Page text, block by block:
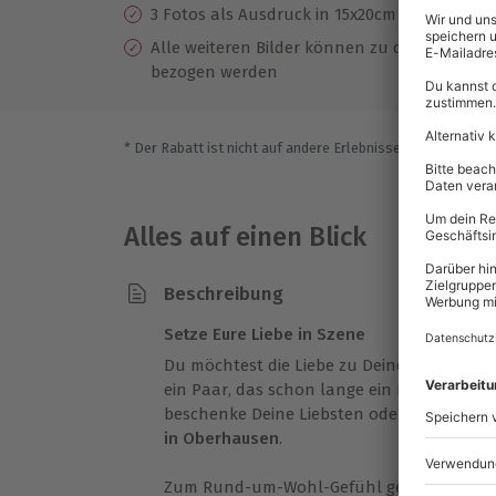
3 Fotos als Ausdruck in 15x20cm & Datei
Alle weiteren Bilder können zu den
bezogen werden
* Der Rabatt ist nicht auf andere Erlebnisse bei der
Alles auf einen Blick
Beschreibung
Setze Eure Liebe in Szene
Du möchtest die Liebe zu Deinem Partner
ein Paar, das schon lange ein
beschenke Deine Liebsten oder Deinen
in Oberhausen.
Zum Rund-um-Wohl-Gefühl gehört